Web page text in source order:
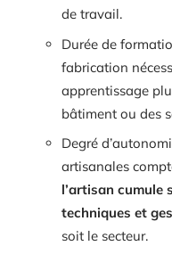
de travail.
Durée de
fabrication
apprentissage
bâtiment ou des
Degré
artisanales
l’artisan cumule
techniques et
soit le secteur.